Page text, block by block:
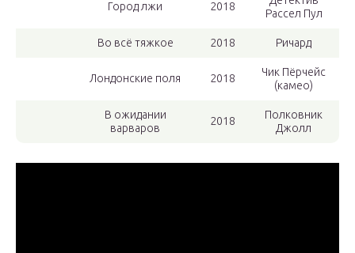
Город лжи 2018
Рассел Пул
Во всё тяжкое 2018 Ричард
Лондонские поля 2018
Чик Пёрчейс
(камео)
В ожидании
варваров
2018
Полковник
Джолл